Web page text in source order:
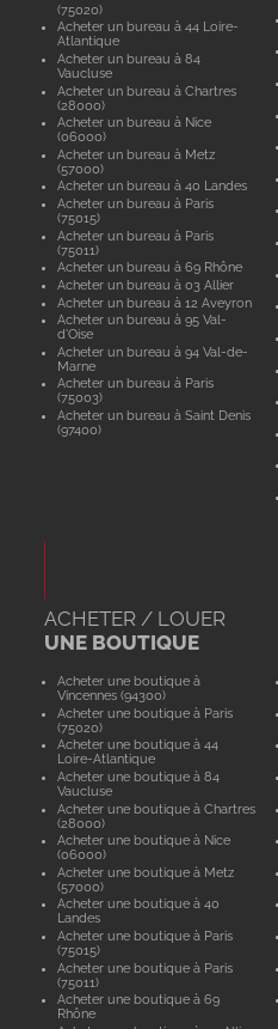
(75020)
Acheter un bureau à 44 Loire-
Atlantique
Acheter un bureau à 84
Vaucluse
Acheter un bureau à Chartres
(28000)
Acheter un bureau à Nice
(06000)
Acheter un bureau à Metz
(57000)
Acheter un bureau à 40 Landes
Acheter un bureau à Paris
(75015)
Acheter un bureau à Paris
(75011)
Acheter un bureau à 69 Rhône
Acheter un bureau à 03 Allier
Acheter un bureau à 12 Aveyron
Acheter un bureau à 95 Val-
d'Oise
Acheter un bureau à 94 Val-de-
Marne
Acheter un bureau à Paris
(75003)
Acheter un bureau à Saint Denis
(97400)
ACHETER / LOUER
UNE BOUTIQUE
Acheter une boutique à
Vincennes (94300)
Acheter une boutique à Paris
(75020)
Acheter une boutique à 44
Loire-Atlantique
Acheter une boutique à 84
Vaucluse
Acheter une boutique à Chartres
(28000)
Acheter une boutique à Nice
(06000)
Acheter une boutique à Metz
(57000)
Acheter une boutique à 40
Landes
Acheter une boutique à Paris
(75015)
Acheter une boutique à Paris
(75011)
Acheter une boutique à 69
Rhône